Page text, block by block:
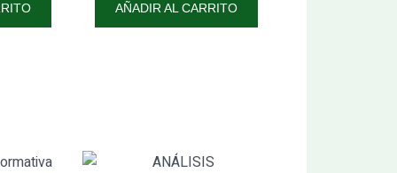
AÑADIR AL CARRITO
El
El